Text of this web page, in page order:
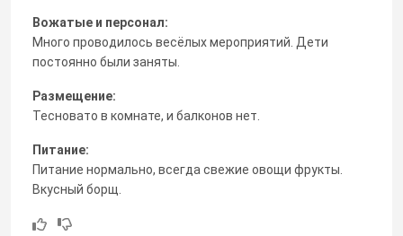
Вожатые и персонал:
Много проводилось весёлых мероприятий. Дети
постоянно были заняты.
Размещение:
Тесновато в комнате, и балконов нет.
Питание:
Питание нормально, всегда свежие овощи фрукты.
Вкусный борщ.